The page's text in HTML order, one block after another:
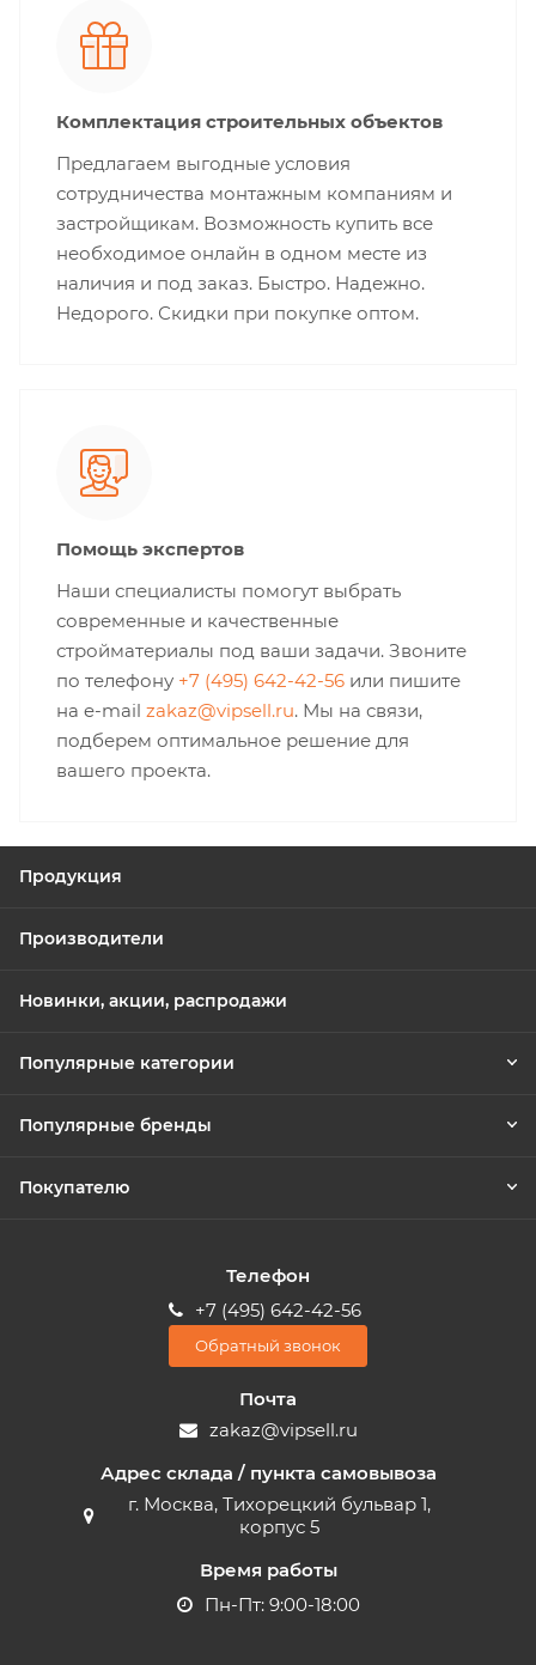
Комплектация строительных объектов
Предлагаем выгодные условия
сотрудничества монтажным компаниям и
застройщикам. Возможность купить все
необходимое онлайн в одном месте из
наличия и под заказ. Быстро. Надежно.
Недорого. Скидки при покупке оптом.
Помощь экспертов
Наши специалисты помогут выбрать
современные и качественные
стройматериалы под ваши задачи. Звоните
по телефону +7 (495) 642-42-56 или пишите
на e-mail zakaz@vipsell.ru. Мы на связи,
подберем оптимальное решение для
вашего проекта.
Продукция
Производители
Новинки, акции, распродажи
Популярные категории
Популярные бренды
Покупателю
Телефон
+7 (495) 642-42-56
Обратный звонок
Почта
zakaz@vipsell.ru
Адрес склада / пункта самовывоза
г. Москва, Тихорецкий бульвар 1,
корпус 5
Время работы
Пн-Пт: 9:00-18:00